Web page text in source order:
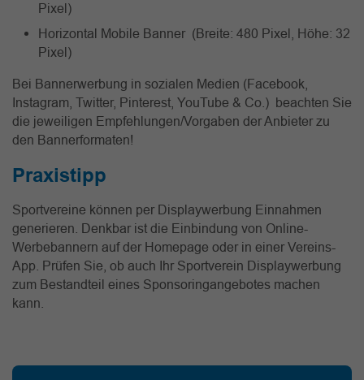
Pixel)
Horizontal Mobile Banner (Breite: 480 Pixel, Höhe: 32
Pixel)
Bei Bannerwerbung in sozialen Medien (Facebook,
Instagram, Twitter, Pinterest, YouTube & Co.) beachten Sie
die jeweiligen Empfehlungen/Vorgaben der Anbieter zu
den Bannerformaten!
Praxistipp
Sportvereine können per Displaywerbung Einnahmen
generieren. Denkbar ist die Einbindung von Online-
Werbebannern auf der Homepage oder in einer Vereins-
App. Prüfen Sie, ob auch Ihr Sportverein Displaywerbung
zum Bestandteil eines Sponsoringangebotes machen
kann.